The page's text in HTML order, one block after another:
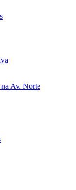
Av. Norte